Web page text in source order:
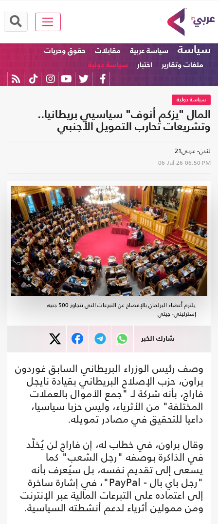
سياسة سياسة عربية مقابلات
حقوق وحريات
ملفات وتقارير
اختبار سياسة دولية
سياسة دولية
المال "يزكم أنوف" سياسيي بريطانيا..
وتشريعات تحارب التمويل الأجنبي
لندن- عربي21
06-Jul-26 06:50 PM
يلتزم أعضاء البرلمان بالإفصاح عن التبرعات التي تتجاوز 500 جنيه
إسترليني- جيتي
شارك الخبر
وصف رئيس الوزراء البريطاني السابق غوردون
براون، حزب الإصلاح البريطاني بقيادة نايجل
فاراج، بأنه شركة لـ "جمع الأموال بالعملات
المختلفة" من الأثرياء، وليس حزبا سياسيا،
داعيا للتحقيق في مصادر تمويله.
وقال براون، في خطاب له، إن فاراج لن يُخلّد
في الذاكرة بوصفه "رجل الشعب" كما
يسعى إلى تقديم نفسه، بل سيُعرف بأنه
"رجل باي بال - PayPal"، في إشارة ساخرة
إلى اعتماده على التبرعات المالية عبر الإنترنت
ومن ممولين أثرياء لدعم أنشطته السياسية.